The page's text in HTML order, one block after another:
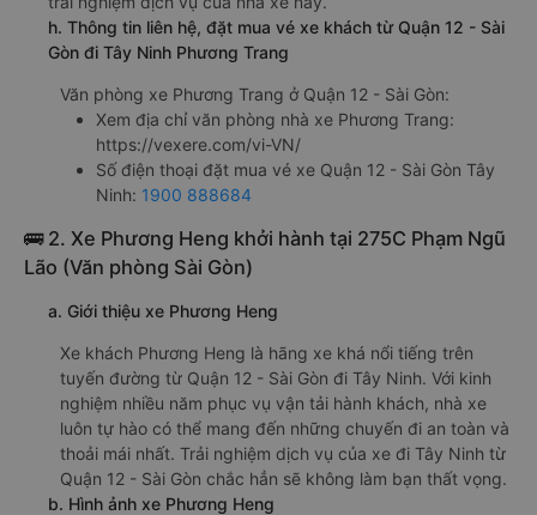
h. Thông tin liên hệ, đặt mua vé xe khách từ Quận 12 - Sài
Gòn đi Tây Ninh Phương Trang
Văn phòng xe Phương Trang ở Quận 12 - Sài Gòn:
Xem địa chỉ văn phòng nhà xe Phương Trang:
https://vexere.com/vi-VN/
Số điện thoại đặt mua vé xe Quận 12 - Sài Gòn Tây
Ninh: 1900 888684
🚌 2. Xe Phương Heng khởi hành tại 275C Phạm Ngũ
Lão (Văn phòng Sài Gòn)
a. Giới thiệu xe Phương Heng
Xe khách Phương Heng là hãng xe khá nổi tiếng trên
tuyến đường từ Quận 12 - Sài Gòn đi Tây Ninh. Với kinh
nghiệm nhiều năm phục vụ vận tải hành khách, nhà xe
luôn tự hào có thể mang đến những chuyến đi an toàn và
thoải mái nhất. Trải nghiệm dịch vụ của xe đi Tây Ninh từ
Quận 12 - Sài Gòn chắc hẳn sẽ không làm bạn thất vọng.
b. Hình ảnh xe Phương Heng